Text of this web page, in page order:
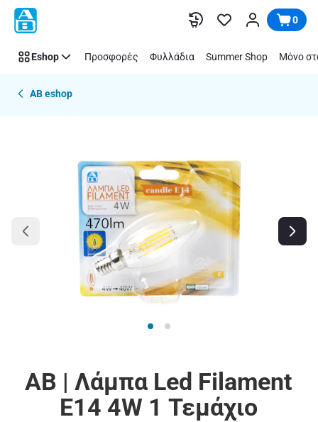
Παράλειψη 0
Eshop Προσφορές Φυλλάδια Summer Shop Μόνο
AB eshop
ΑΒ | Λάμπα Led Filament
E14 4W 1 Τεμάχιο